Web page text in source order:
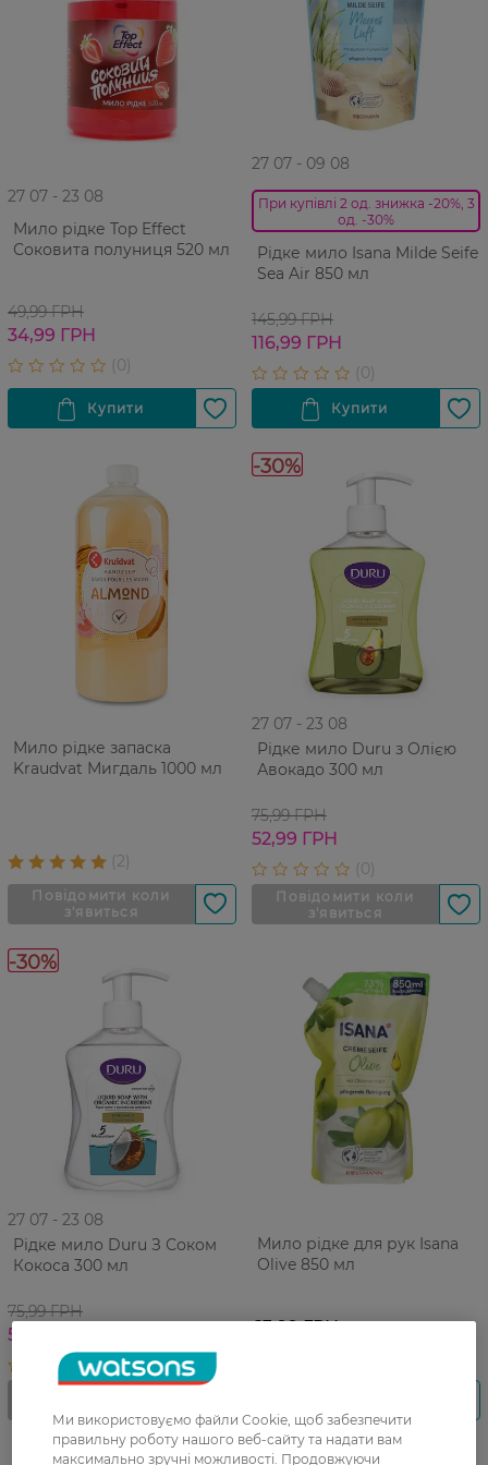
27 07 - 23 08
Мило рідке Top Effect
Соковита полуниця 520 мл
49,99 ГРН
34,99 ГРН
27 07 - 09 08
При купівлі 2 од. знижка -20%, 3
од. -30%
Рідке мило Isana Milde Seife
Sea Air 850 мл
145,99 ГРН
116,99 ГРН
Мило рідке запаска
Kraudvat Мигдаль 1000 мл
-30%
27 07 - 23 08
Рідке мило Duru з Олією
Авокадо 300 мл
75,99 ГРН
52,99 ГРН
-30%
27 07 - 23 08
Рідке мило Duru З Соком
Кокоса 300 мл
75,99 ГРН
52,99 ГРН
Мило рідке для рук Isana
Olive 850 мл
63,99 ГРН
Ми використовуємо файли Cookie, щоб забезпечити
правильну роботу нашого веб-сайту та надати вам
максимально зручні можливості. Продовжуючи